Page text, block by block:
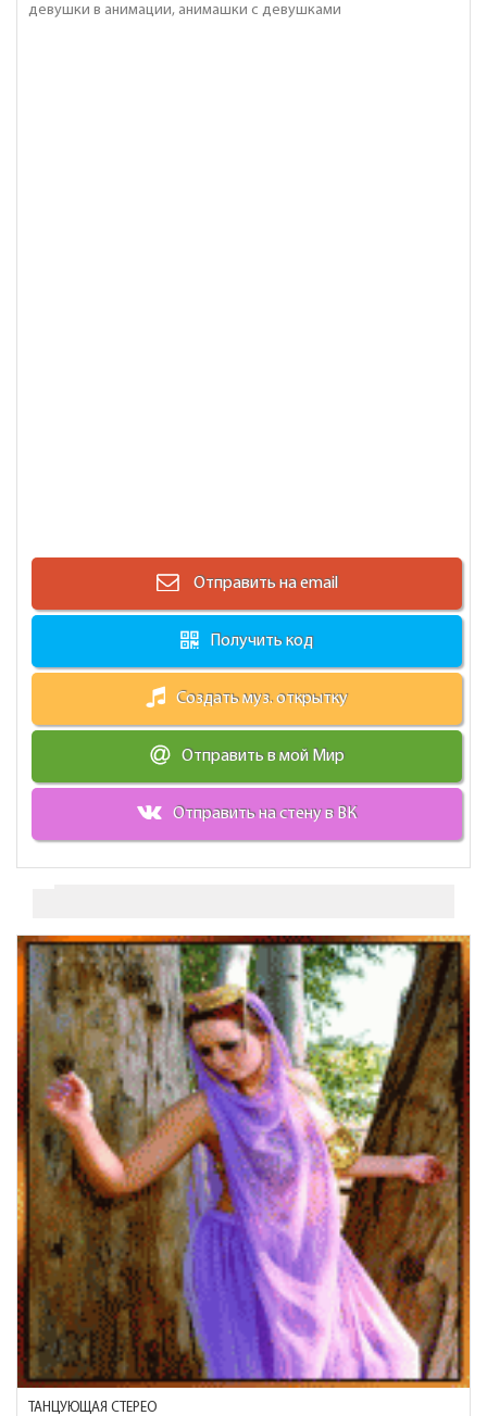
девушки в анимации, анимашки с девушками
Отправить на email
Получить код
Создать муз. открытку
Отправить в мой Мир
Отправить на стену в ВК
ТАНЦУЮЩАЯ СТЕРЕО